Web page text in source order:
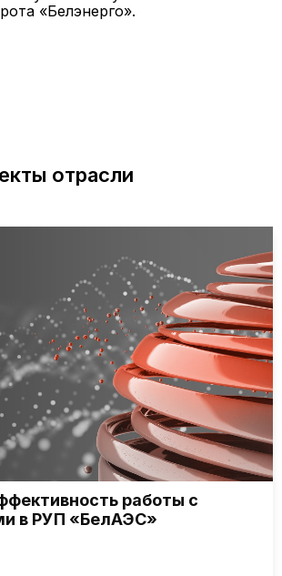
«Белэнерго».
отрасли
работы с
в РУП «БелАЭС»